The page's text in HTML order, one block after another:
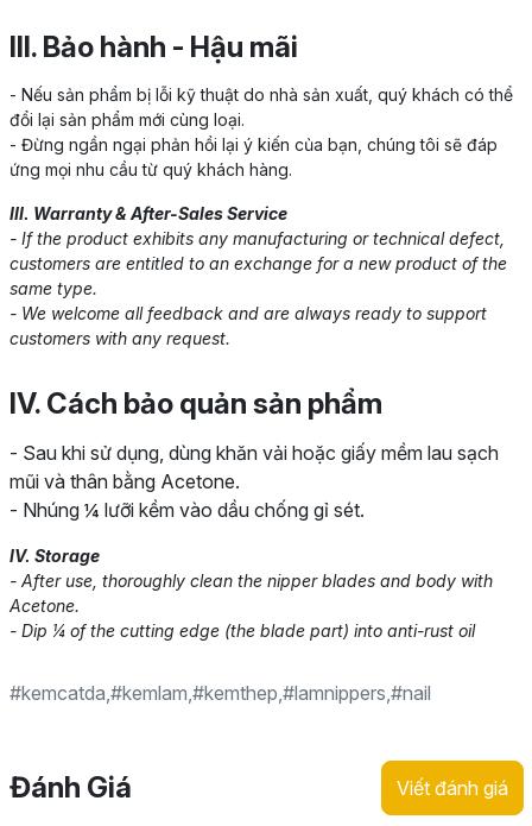
III. Bảo hành - Hậu mãi
- Nếu sản phẩm bị lỗi kỹ thuật do nhà sản xuất, quý khách có thể
đổi lại sản phẩm mới cùng loại.
- Đừng ngần ngại phản hồi lại ý kiến của bạn, chúng tôi sẽ đáp
ứng mọi nhu cầu từ quý khách hàng.
III. Warranty & After-Sales Service
- If the product exhibits any manufacturing or technical defect,
customers are entitled to an exchange for a new product of the
same type.
- We welcome all feedback and are always ready to support
customers with any request.
IV. Cách bảo quản sản phẩm
- Sau khi sử dụng, dùng khăn vải hoặc giấy mềm lau sạch
mũi và thân bằng Acetone.
- Nhúng ¼ lưỡi kềm vào dầu chống gỉ sét.
IV. Storage
- After use, thoroughly clean the nipper blades and body with
Acetone.
- Dip ¼ of the cutting edge (the blade part) into anti-rust oil
#kemcatda,#kemlam,#kemthep,#lamnippers,#nail
Đánh Giá Viết đánh giá